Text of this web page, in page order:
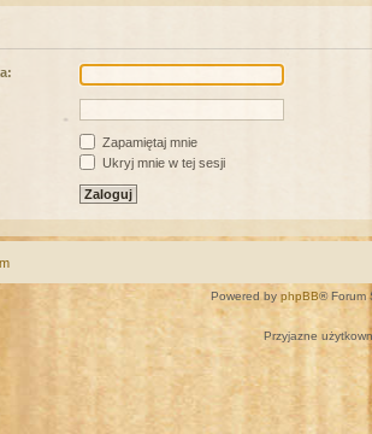
Zapamiętaj mnie
Ukryj mnie w tej sesji
Powered by phpBB® Forum
Przyjazne